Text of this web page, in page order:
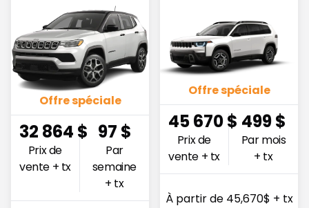
Offre spéciale
32 864 $
Prix de
vente + tx
97 $
Par
semaine
+ tx
Offre spéciale
45 670$
Prix de
vente + tx
499$
Par mois
+ tx
À partir de 45,670$ + tx